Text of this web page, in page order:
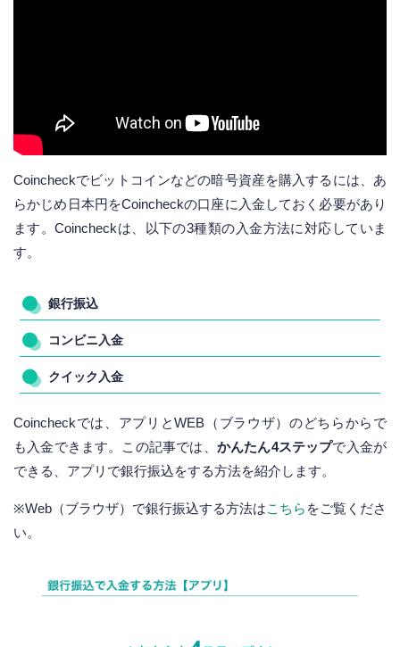
Coincheckでビットコインなどの暗号資産を購入するには、あ
らかじめ日本円をCoincheckの口座に入金しておく必要があり
ます。Coincheckは、以下の3種類の入金方法に対応していま
す。
銀行振込
コンビニ入金
クイック入金
Coincheckでは、アプリとWEB（ブラウザ）のどちらからで
も入金できます。この記事では、 かんたん4ステップで入金が
できる、アプリで銀行振込をする方法を紹介します。
※Web（ブラウザ）で銀行振込する方法はこちら をご覧くださ
い。